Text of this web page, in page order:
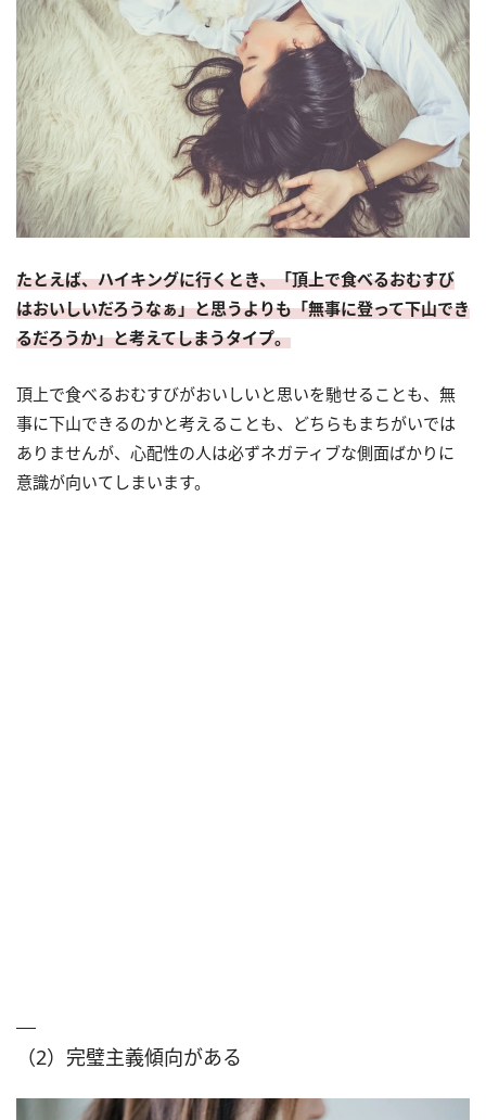
たとえば、ハイキングに行くとき、「頂上で食べるおむすび
はおいしいだろうなぁ」と思うよりも「無事に登って下山でき
るだろうか」と考えてしまうタイプ。
頂上で食べるおむすびがおいしいと思いを馳せることも、無
事に下山できるのかと考えることも、どちらもまちがいでは
ありませんが、心配性の人は必ずネガティブな側面ばかりに
意識が向いてしまいます。
（2）完璧主義傾向がある